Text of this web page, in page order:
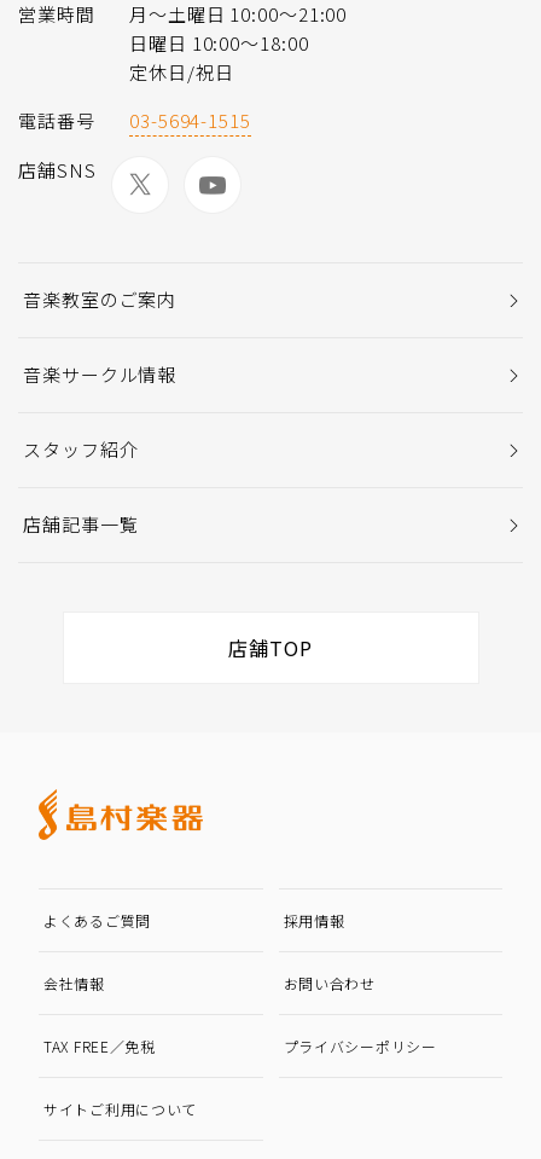
営業時間
月〜土曜日 10:00〜21:00
日曜日 10:00〜18:00
定休日/祝日
電話番号
03-5694-1515
店舗SNS
音楽教室のご案内
音楽サークル情報
スタッフ紹介
店舗記事一覧
店舗TOP
よくあるご質問 採用情報
会社情報 お問い合わせ
TAX FREE／免税 プライバシーポリシー
サイトご利用について